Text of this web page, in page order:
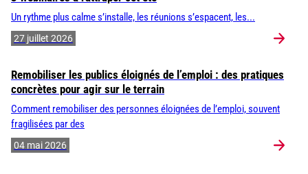
Un rythme plus calme s’installe, les réunions s’espacent, les...
27 juillet 2026
Remobiliser les publics éloignés de l’emploi : des pratiques
concrètes pour agir sur le terrain
Comment remobiliser des personnes éloignées de l’emploi, souvent
fragilisées par des
04 mai 2026